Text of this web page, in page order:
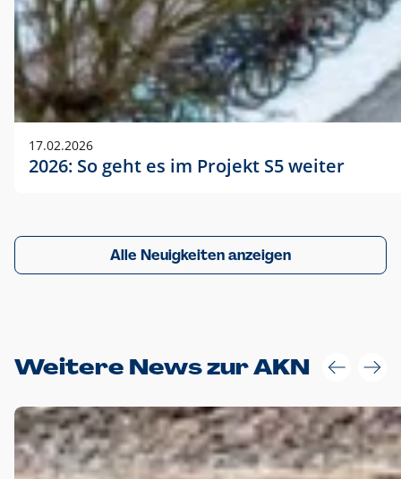
17.02.2026
2026: So geht es im Projekt S5 weiter
Alle Neuigkeiten anzeigen
Weitere News zur AKN